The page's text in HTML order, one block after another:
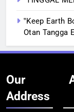
‟Keep Earth
Otan Tangga
Our
Address
BERITA